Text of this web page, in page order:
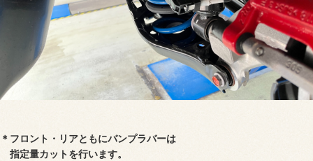
＊フロント・リアともにバンプラバーは
指定量カットを行います。